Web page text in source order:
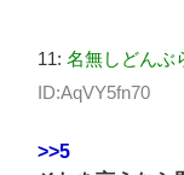
11: 名無しどんぶ
ID:AqVY5fn70
>>5